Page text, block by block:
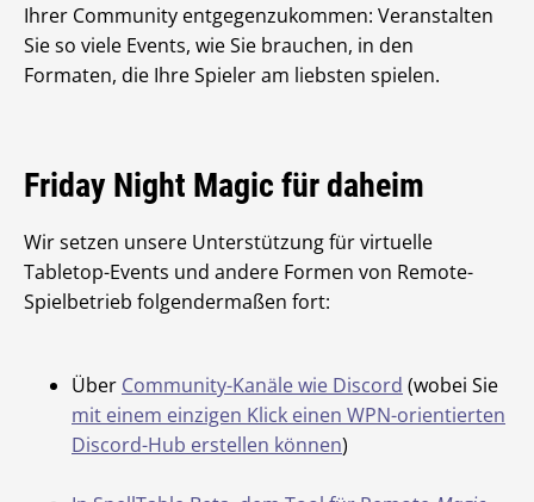
Ihrer Community entgegenzukommen: Veranstalten
Sie so viele Events, wie Sie brauchen, in den
Formaten, die Ihre Spieler am liebsten spielen.
Friday Night Magic für daheim
Wir setzen unsere Unterstützung für virtuelle
Tabletop-Events und andere Formen von Remote-
Spielbetrieb folgendermaßen fort:
Über Community-Kanäle wie Discord (wobei Sie
mit einem einzigen Klick einen WPN-orientierten
Discord-Hub erstellen können)